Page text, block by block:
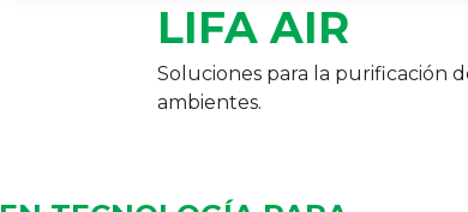
LIFA AIR
Soluciones para la purificación
ambientes.